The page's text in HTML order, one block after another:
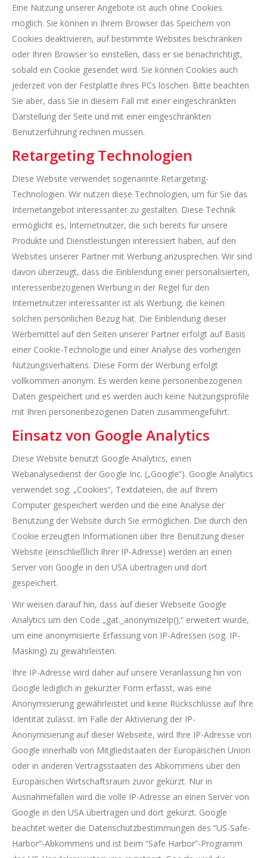
Eine Nutzung unserer Angebote ist auch ohne Cookies
möglich. Sie können in Ihrem Browser das Speichern von
Cookies deaktivieren, auf bestimmte Websites beschränken
oder Ihren Browser so einstellen, dass er sie benachrichtigt,
sobald ein Cookie gesendet wird. Sie können Cookies auch
jederzeit von der Festplatte ihres PCs löschen. Bitte beachten
Sie aber, dass Sie in diesem Fall mit einer eingeschränkten
Darstellung der Seite und mit einer eingeschränkten
Benutzerführung rechnen müssen.
Retargeting Technologien
Diese Website verwendet sogenannte Retargeting-
Technologien. Wir nutzen diese Technologien, um für Sie das
Internetangebot interessanter zu gestalten. Diese Technik
ermöglicht es, Internetnutzer, die sich bereits für unsere
Produkte und Dienstleistungen interessiert haben, auf den
Websites unserer Partner mit Werbung anzusprechen. Wir sind
davon überzeugt, dass die Einblendung einer personalisierten,
interessenbezogenen Werbung in der Regel für den
Internetnutzer interessanter ist als Werbung, die keinen
solchen persönlichen Bezug hat. Die Einblendung dieser
Werbemittel auf den Seiten unserer Partner erfolgt auf Basis
einer Cookie-Technologie und einer Analyse des vorherigen
Nutzungsverhaltens. Diese Form der Werbung erfolgt
vollkommen anonym. Es werden keine personenbezogenen
Daten gespeichert und es werden auch keine Nutzungsprofile
mit Ihren personenbezogenen Daten zusammengeführt.
Einsatz von Google Analytics
Diese Website benutzt Google Analytics, einen
Webanalysedienst der Google Inc. („Google“). Google Analytics
verwendet sog. „Cookies“, Textdateien, die auf Ihrem
Computer gespeichert werden und die eine Analyse der
Benutzung der Website durch Sie ermöglichen. Die durch den
Cookie erzeugten Informationen über Ihre Benutzung dieser
Website (einschließlich Ihrer IP-Adresse) werden an einen
Server von Google in den USA übertragen und dort
gespeichert.
Wir weisen darauf hin, dass auf dieser Webseite Google
Analytics um den Code „gat._anonymizeIp();“ erweitert wurde,
um eine anonymisierte Erfassung von IP-Adressen (sog. IP-
Masking) zu gewährleisten.
Ihre IP-Adresse wird daher auf unsere Veranlassung hin von
Google lediglich in gekürzter Form erfasst, was eine
Anonymisierung gewährleistet und keine Rückschlüsse auf Ihre
Identität zulässt. Im Falle der Aktivierung der IP-
Anonymisierung auf dieser Webseite, wird Ihre IP-Adresse von
Google innerhalb von Mitgliedstaaten der Europäischen Union
oder in anderen Vertragsstaaten des Abkommens über den
Europäischen Wirtschaftsraum zuvor gekürzt. Nur in
Ausnahmefällen wird die volle IP-Adresse an einen Server von
Google in den USA übertragen und dort gekürzt. Google
beachtet weiter die Datenschutzbestimmungen des “US-Safe-
Harbor”-Abkommens und ist beim “Safe Harbor”-Programm